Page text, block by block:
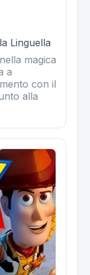
Linguella
magica
a
con il
alla